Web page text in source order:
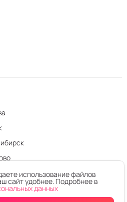
центр
использование файлов
сайт удобнее. Подробнее в
данных